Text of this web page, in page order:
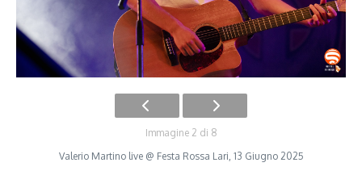
Immagine 2 di 8
Valerio Martino live @ Festa Rossa Lari, 13 Giugno 2025